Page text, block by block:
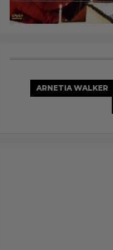
ARNETIA WALKER